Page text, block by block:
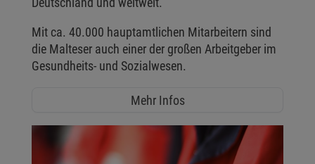
Mit ca. 40.000 hauptamtlichen Mitarbeitern sind
die Malteser auch einer der großen Arbeitgeber im
Gesundheits- und Sozialwesen.
Mehr Infos